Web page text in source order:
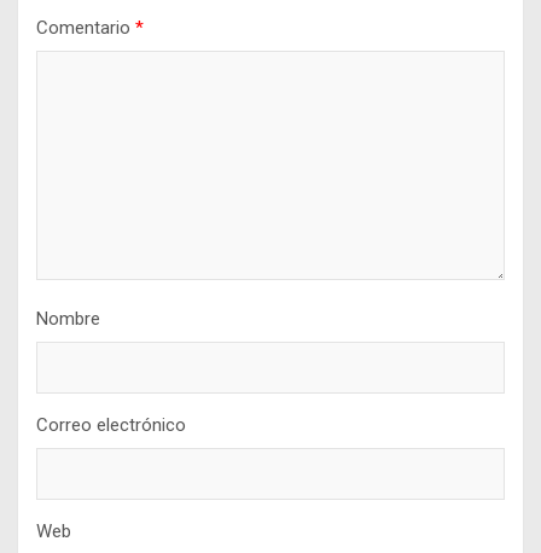
Comentario *
Nombre
Correo electrónico
Web